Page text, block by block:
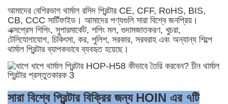
আমাদের বেশিরভাগ থার্মাল রসিদ প্রিন্টার CE, CFF, RoHS, BIS,
CB, CCC সার্টিফাইড। আমাদের পণ্যগুলি সারা বিশ্বে জনপ্রিয়।
এক্সপ্রেস শিপিং, সুপারমার্কেট, শপিং মল, গুদামজাতকরণ, খুচরা,
টেলিযোগাযোগ, চিকিৎসা, কর, পুলিশ, সরকার, সরবরাহ এবং অন্যান্য শিল্পে
থার্মাল প্রিন্টার ব্যাপকভাবে ব্যবহৃত হয়েছে।
সারা বিশ্বে প্রিন্টার বিক্রির জন্য HOIN এর ৭টি